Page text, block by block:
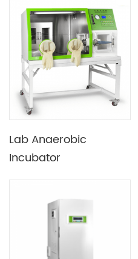
liquides de grand
écran du type 475L de
laboratoire
Lab Anaerobic
Incubator